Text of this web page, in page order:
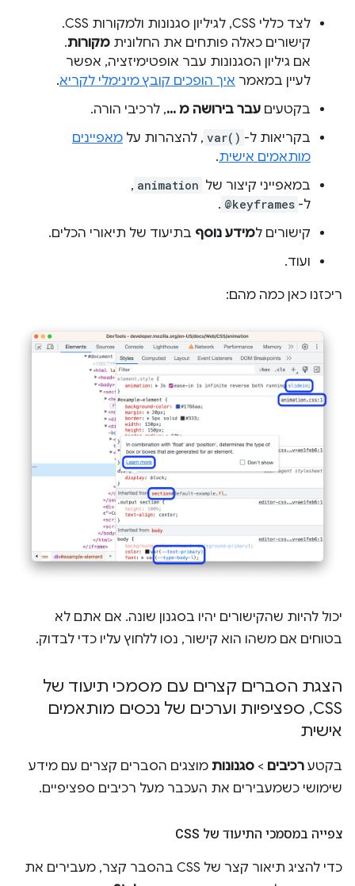
לצד כללי CSS, לגיליון סגנונות ולמקורות CSS.
קישורים כאלה פותחים את החלונית מקורות.
אם גיליון הסגנונות עבר אופטימיזציה, אפשר
לעיין במאמר איך הופכים קובץ מינימלי לקריא.
בקטעים עבר בירושה מ ..., לרכיבי הורה.
בקריאות ל- var() , להצהרות על מאפיינים
מותאמים אישית.
במאפייני קיצור של animation
,
ל- @keyframes
.
קישורים למידע נוסף בתיעוד של תיאורי הכלים.
ועוד.
ריכזנו כאן כמה מהם:
יכול להיות שהקישורים יהיו בסגנון שונה. אם אתם לא
בטוחים אם משהו הוא קישור, נסו ללחוץ עליו כדי לבדוק.
הצגת הסברים קצרים עם מסמכי תיעוד של
CSS
, ספציפיות וערכים של נכסים מותאמים
אישית
בקטע רכיבים > סגנונות מוצגים הסברים קצרים עם מידע
שימושי כשמעבירים את העכבר מעל רכיבים ספציפיים.
צפייה במסמכי התיעוד של CSS
כדי להציג תיאור קצר של CSS בהסבר קצר, מעבירים את